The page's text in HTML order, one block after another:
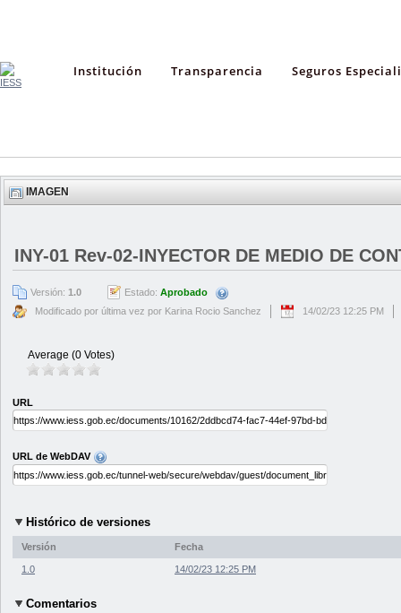
Institución Transparencia Seguros
IMAGEN
INY-01 Rev-02-INYECTOR DE MEDIO DE
Versión: 1.0 Estado: Aprobado
Modificado por última vez por Karina Rocio Sanchez
14/02/23 12:25 PM
Average (0 Votes)
URL
URL de WebDAV
Histórico de versiones
Versión Fecha
1.0 14/02/23 12:25 PM
Comentarios